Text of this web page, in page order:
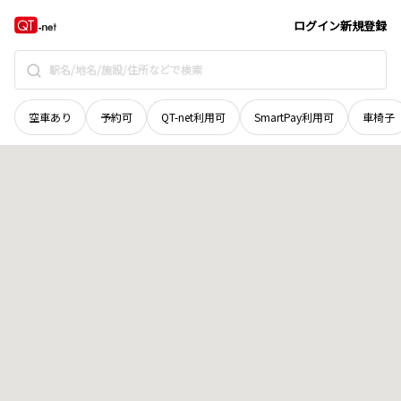
ログイン新規登録
空車あり 予約可 QT-net利用可 SmartPay利用可 車椅子
京都府